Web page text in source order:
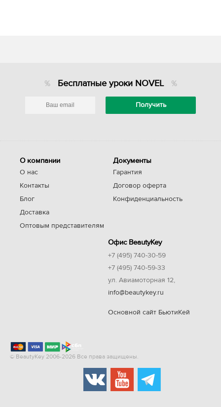
Бесплатные уроки NOVEL
О компании
О нас
Контакты
Блог
Доставка
Оптовым представителям
Документы
Гарантия
Договор оферта
Конфиденциальность
Офис BeautyKey
+7 (495) 740-30-59
+7 (495) 740-59-33
ул. Авиамоторная 12,
info@beautykey.ru
Основной сайт БьютиКей
© BeautyKey 2006-2026 Все права защищены.